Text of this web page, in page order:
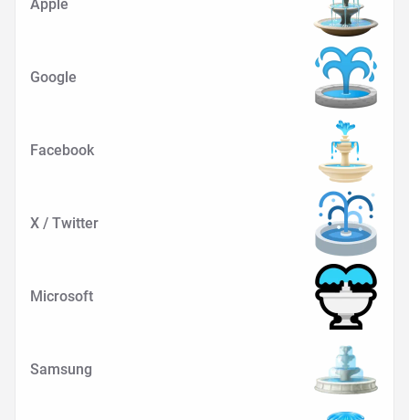
Apple
Google
Facebook
X / Twitter
Microsoft
Samsung